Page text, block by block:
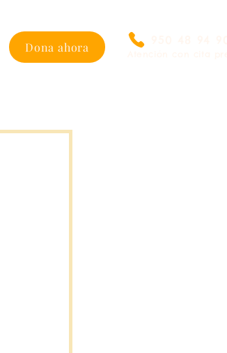
Dona ahora